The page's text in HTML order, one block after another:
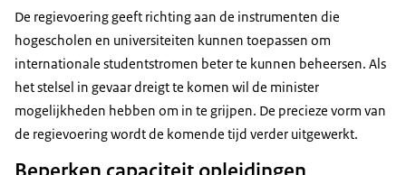
De regievoering geeft richting aan de instrumenten die
hogescholen en universiteiten kunnen toepassen om
internationale studentstromen beter te kunnen beheersen. Als
het stelsel in gevaar dreigt te komen wil de minister
mogelijkheden hebben om in te grijpen. De precieze vorm van
de regievoering wordt de komende tijd verder uitgewerkt.